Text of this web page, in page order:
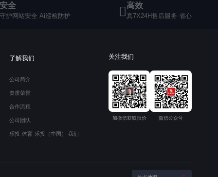
安全
守护网站安全 Ai巡检防护
高效
真7X24H售后服务 省心
了解我们
公司简介
资质荣誉
合作流程
公司团队
乐投·体育-乐投（中国） 我们
关注我们
加微信获取报价 微信公众号